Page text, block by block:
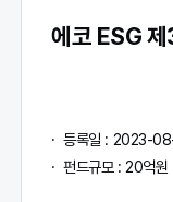
에코 ESG
등록일 : 2023-
펀드규모 : 20억원